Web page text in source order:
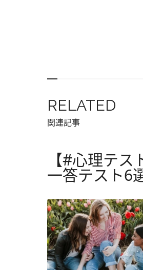
RELATED
関連記事
【#心理テ
一答テスト6